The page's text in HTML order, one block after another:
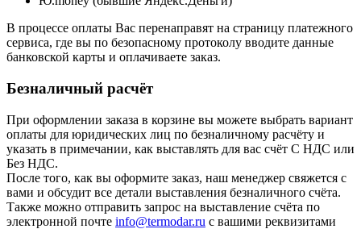
В процессе оплаты Вас перенаправят на страницу платежного
сервиса, где вы по безопасному протоколу вводите данные
банковской карты и оплачиваете заказ.
Безналичный расчёт
При оформлении заказа в корзине вы можете выбрать вариант
оплаты для юридических лиц по безналичному расчёту и
указать в примечании, как выставлять для вас счёт С НДС или
Без НДС.
После того, как вы оформите заказ, наш менеджер свяжется с
вами и обсудит все детали выставления безналичного счёта.
Также можно отправить запрос на выставление счёта по
электронной почте info@termodar.ru с вашими реквизитами